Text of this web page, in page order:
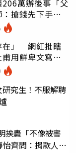
萬辦後事「父
搶錢先下手是
在」 網紅批瞎
用鮮卑文寫
究生！不服解聘
挨轟「不像被害
齊問：捐款人有